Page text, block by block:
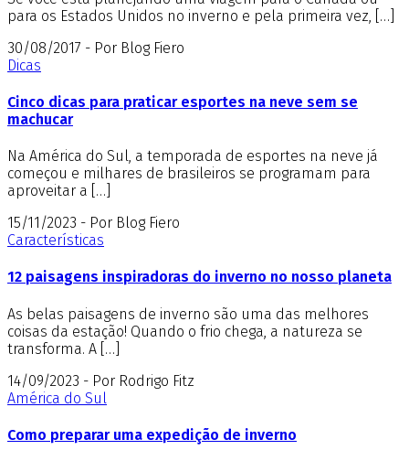
para os Estados Unidos no inverno e pela primeira vez, […]
30/08/2017 - Por Blog Fiero
Dicas
Cinco dicas para praticar esportes na neve sem se
machucar
Na América do Sul, a temporada de esportes na neve já
começou e milhares de brasileiros se programam para
aproveitar a […]
15/11/2023 - Por Blog Fiero
Características
12 paisagens inspiradoras do inverno no nosso planeta
As belas paisagens de inverno são uma das melhores
coisas da estação! Quando o frio chega, a natureza se
transforma. A […]
14/09/2023 - Por Rodrigo Fitz
América do Sul
Como preparar uma expedição de inverno